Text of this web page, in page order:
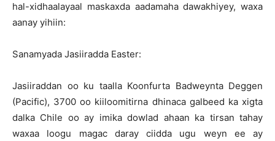
hal-xidhaalayaal maskaxda aadamaha dawakhiyey, waxa
aanay yihiin:
Sanamyada Jasiiradda Easter:
Jasiiraddan oo ku taalla Koonfurta Badweynta Deggen
(Pacific), 3700 oo kiiloomitirna dhinaca galbeed ka xigta
dalka Chile oo ay imika dowlad ahaan ka tirsan tahay
waxaa loogu magac daray ciidda ugu weyn ee ay